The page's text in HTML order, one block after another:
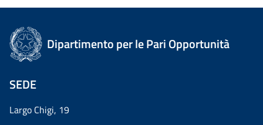
Dipartimento per le Pari Opportunità
SEDE
Largo Chigi, 19